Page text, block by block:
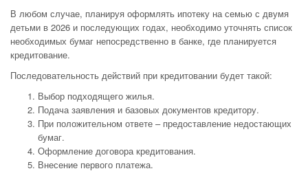
В любом случае, планируя оформлять ипотеку на семью с двумя
детьми в 2026 и последующих годах, необходимо уточнять список
необходимых бумаг непосредственно в банке, где планируется
кредитование.
Последовательность действий при кредитовании будет такой:
Выбор подходящего жилья.
Подача заявления и базовых документов кредитору.
При положительном ответе – предоставление недостающих
бумаг.
Оформление договора кредитования.
Внесение первого платежа.